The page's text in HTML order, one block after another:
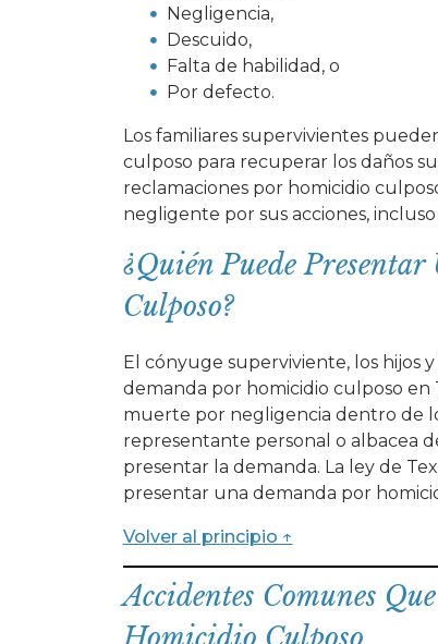
Negligencia,
Descuido,
Falta de habilidad, o
Por defecto.
Los familiares supervivientes
culposo para recuperar los daños
reclamaciones por homicidio
negligente por sus acciones,
¿Quién Puede
Culposo?
El cónyuge superviviente, los hijos
demanda por homicidio culposo en
muerte por negligencia dentro de
representante personal o albacea
presentar la demanda. La ley de
presentar una demanda por
Volver al principio ↑
Accidentes Comunes